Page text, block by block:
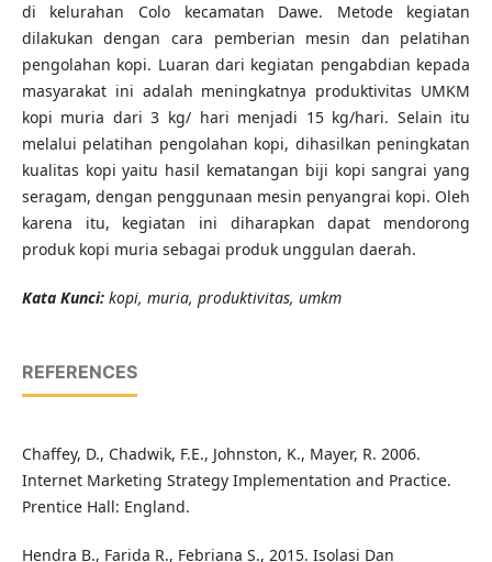
di kelurahan Colo kecamatan Dawe. Metode kegiatan
dilakukan dengan cara pemberian mesin dan pelatihan
pengolahan kopi. Luaran dari kegiatan pengabdian kepada
masyarakat ini adalah meningkatnya produktivitas UMKM
kopi muria dari 3 kg/ hari menjadi 15 kg/hari. Selain itu
melalui pelatihan pengolahan kopi, dihasilkan peningkatan
kualitas kopi yaitu hasil kematangan biji kopi sangrai yang
seragam, dengan penggunaan mesin penyangrai kopi. Oleh
karena itu, kegiatan ini diharapkan dapat mendorong
produk kopi muria sebagai produk unggulan daerah.
Kata Kunci:kopi, muria, produktivitas, umkm
REFERENCES
Chaffey, D., Chadwik, F.E., Johnston, K., Mayer, R. 2006.
Internet Marketing Strategy Implementation and Practice.
Prentice Hall: England.
Hendra B., Farida R., Febriana S., 2015. Isolasi Dan